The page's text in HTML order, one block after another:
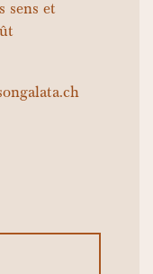
sens et